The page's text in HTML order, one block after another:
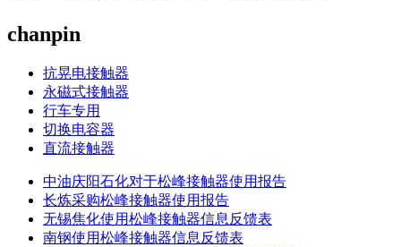
chanpin
抗晃电接触器
永磁式接触器
行车专用
切换电容器
直流接触器
中油庆阳石化对于松峰接触器使用报告
长炼采购松峰接触器使用报告
无锡焦化使用松峰接触器信息反馈表
南钢使用松峰接触器信息反馈表